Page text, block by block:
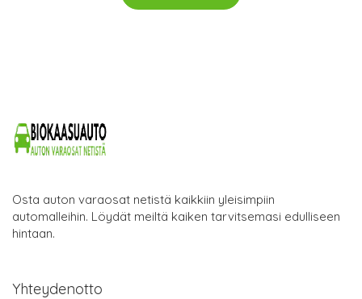
Osta auton varaosat netistä kaikkiin yleisimpiin
automalleihin. Löydät meiltä kaiken tarvitsemasi edulliseen
hintaan.
Yhteydenotto